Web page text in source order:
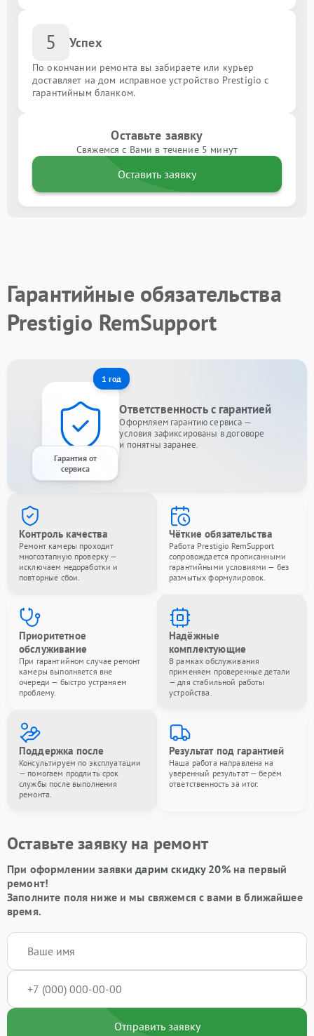
5 Успех
По окончании ремонта вы забираете или курьер
доставляет на дом исправное устройство Prestigio с
гарантийным бланком.
Оставьте заявку
Свяжемся с Вами в течение 5 минут
Оставить заявку
Гарантийные обязательства
Prestigio RemSupport
1 год
Гарантия от
сервиса
Ответственность с гарантией
Оформляем гарантию сервиса —
условия зафиксированы в договоре
и понятны заранее.
Контроль качества
Ремонт камеры проходит
многоэтапную проверку —
исключаем недоработки и
повторные сбои.
Чёткие обязательства
Работа Prestigio RemSupport
сопровождается прописанными
гарантийными условиями — без
размытых формулировок.
Приоритетное
обслуживание
При гарантийном случае ремонт
камеры выполняется вне
очереди — быстро устраняем
проблему.
Надёжные
комплектующие
В рамках обслуживания
применяем проверенные детали
— для стабильной работы
устройства.
Поддержка после
Консультируем по эксплуатации
— помогаем продлить срок
службы после выполнения
ремонта.
Результат под гарантией
Наша работа направлена на
уверенный результат — берём
ответственность за итог.
Оставьте заявку на ремонт
При оформлении заявкидарим скидку 20%на первый
ремонт!
Заполните поля ниже и мы свяжемся с вами в ближайшее
время.
Отправить заявку